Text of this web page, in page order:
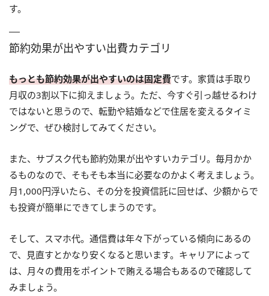
す。
節約効果が出やすい出費カテゴリ
もっとも節約効果が出やすいのは固定費です。家賃は手取り
月収の3割以下に抑えましょう。ただ、今すぐ引っ越せるわけ
ではないと思うので、転勤や結婚などで住居を変えるタイミ
ングで、ぜひ検討してみてください。
また、サブスク代も節約効果が出やすいカテゴリ。毎月かか
るものなので、そもそも本当に必要なのかよく考えましょう。
月1,000円浮いたら、その分を投資信託に回せば、少額からで
も投資が簡単にできてしまうのです。
そして、スマホ代。通信費は年々下がっている傾向にあるの
で、見直すとかなり安くなると思います。キャリアによって
は、月々の費用をポイントで賄える場合もあるので確認して
みましょう。